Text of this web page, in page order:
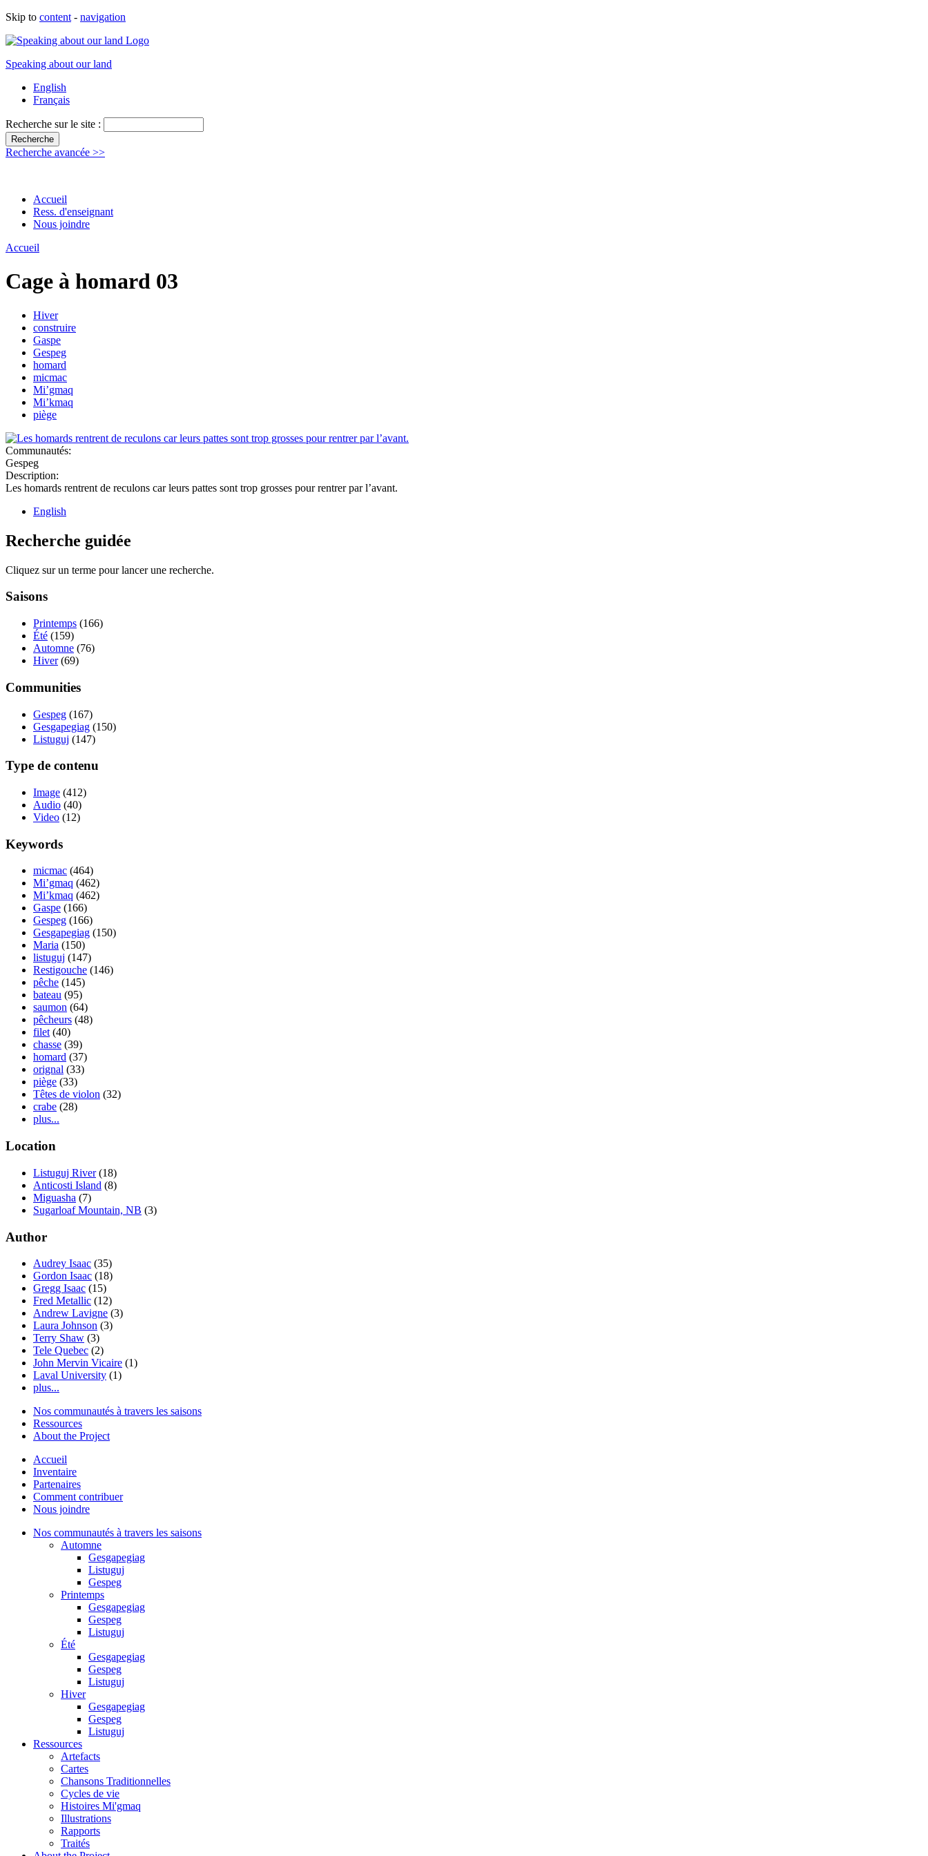
Skip to content - navigation
Speaking about our land
English
Français
Recherche sur le site :
Recherche avancée >>
Accueil
Ress. d'enseignant
Nous joindre
Accueil
Cage à homard 03
Hiver
construire
Gaspe
Gespeg
homard
micmac
Mi’gmaq
Mi’kmaq
piège
Communautés:
Gespeg
Description:
Les homards rentrent de reculons car leurs pattes sont trop grosses pour rentrer par l’avant.
English
Recherche guidée
Cliquez sur un terme pour lancer une recherche.
Saisons
Printemps (166)
Été (159)
Automne (76)
Hiver(69)
Communities
Gespeg (167)
Gesgapegiag (150)
Listuguj (147)
Type de contenu
Image (412)
Audio (40)
Video (12)
Keywords
micmac (464)
Mi’gmaq (462)
Mi’kmaq (462)
Gaspe (166)
Gespeg (166)
Gesgapegiag (150)
Maria (150)
listuguj (147)
Restigouche (146)
pêche (145)
bateau (95)
saumon (64)
pêcheurs (48)
filet(40)
chasse (39)
homard (37)
orignal (33)
piège (33)
Têtes de violon (32)
crabe (28)
plus...
Location
Listuguj River(18)
Anticosti Island (8)
Miguasha (7)
Sugarloaf Mountain, NB (3)
Author
Audrey Isaac (35)
Gordon Isaac (18)
Gregg Isaac (15)
Fred Metallic (12)
Andrew Lavigne (3)
Laura Johnson (3)
Terry Shaw (3)
Tele Quebec (2)
John Mervin Vicaire (1)
Laval University (1)
plus...
Nos communautés à travers les saisons
Ressources
About the Project
Accueil
Inventaire
Partenaires
Comment contribuer
Nous joindre
Nos communautés à travers les saisons
Automne
Gesgapegiag
Listuguj
Gespeg
Printemps
Gesgapegiag
Gespeg
Listuguj
Été
Gesgapegiag
Gespeg
Listuguj
Hiver
Gesgapegiag
Gespeg
Listuguj
Ressources
Artefacts
Cartes
Chansons Traditionnelles
Cycles de vie
Histoires Mi'gmaq
Illustrations
Rapports
Traités